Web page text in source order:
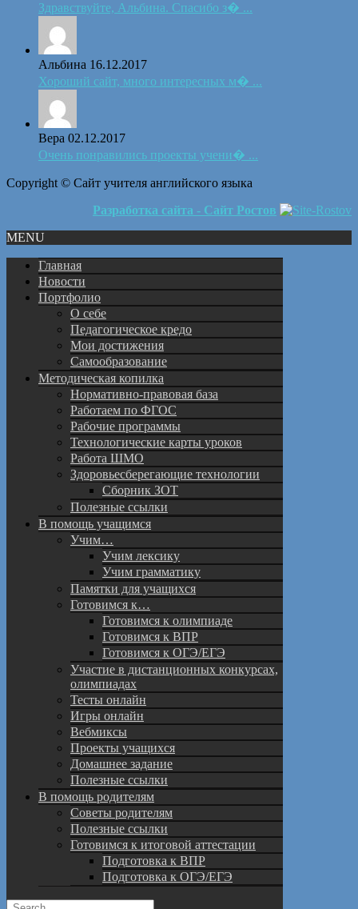
Здравствуйте, Альбина. Спасибо з� ...
Альбина 16.12.2017
Хороший сайт, много интересных м� ...
Вера 02.12.2017
Очень понравились проекты учени� ...
Copyright © Сайт учителя английского языка
Разработка сайта - Сайт Ростов
MENU
Главная
Новости
Портфолио
О себе
Педагогическое кредо
Мои достижения
Самообразование
Методическая копилка
Нормативно-правовая база
Работаем по ФГОС
Рабочие программы
Технологические карты уроков
Работа ШМО
Здоровьесберегающие технологии
Сборник ЗОТ
Полезные ссылки
В помощь учащимся
Учим…
Учим лексику
Учим грамматику
Памятки для учащихся
Готовимся к…
Готовимся к олимпиаде
Готовимся к ВПР
Готовимся к ОГЭ/ЕГЭ
Участие в дистанционных конкурсах,
олимпиадах
Тесты онлайн
Игры онлайн
Вебмиксы
Проекты учащихся
Домашнее задание
Полезные ссылки
В помощь родителям
Советы родителям
Полезные ссылки
Готовимся к итоговой аттестации
Подготовка к ВПР
Подготовка к ОГЭ/ЕГЭ